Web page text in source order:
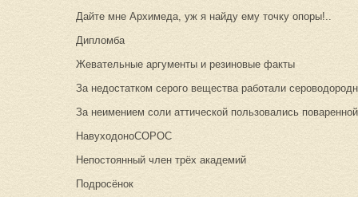
Дайте мне Архимеда, уж я найду ему точку опоры!..
Дипломба
Жевательные аргументы и резиновые факты
За недостатком серого вещества работали
За неимением соли аттической пользовались
НавуходоноСОРОС
Непостоянный член трёх академий
Подросёнок